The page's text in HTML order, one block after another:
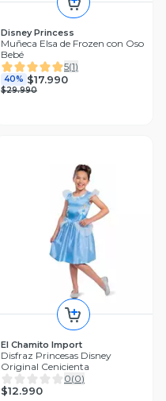
Disney Princess
Muñeca Elsa de Frozen con Oso
Bebé
5(1)
40% $17.990
$29.990
El Chamito Import
Disfraz Princesas Disney
Original Cenicienta
0(0)
$12.990